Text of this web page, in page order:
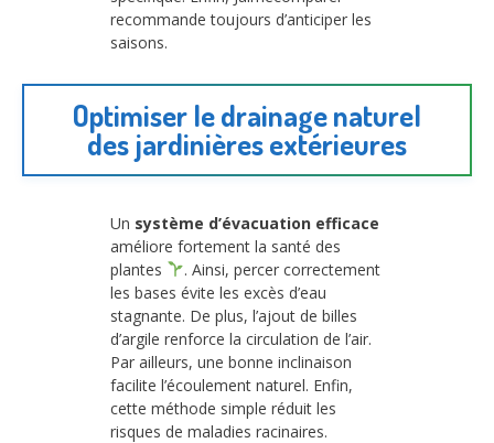
recommande toujours d’anticiper les
saisons.
Optimiser le drainage naturel
des jardinières extérieures
Un système d’évacuation efficace
améliore fortement la santé des
plantes
. Ainsi, percer correctement
les bases évite les excès d’eau
stagnante. De plus, l’ajout de billes
d’argile renforce la circulation de l’air.
Par ailleurs, une bonne inclinaison
facilite l’écoulement naturel. Enfin,
cette méthode simple réduit les
risques de maladies racinaires.